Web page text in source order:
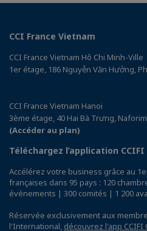
CCI France Vietnam
CCI France Vietnam Hô Chi Minh-Ville
1er étage, 186 Nguyễn Văn Hưởng,
CCI France Vietnam Hanoi
3ème étage, 40 Hai Bà Trưng,
(Accéder au plan)
Téléchargez l’application
Accélérez votre business grâce au
françaises dans 95 pays : 120
événements | 300 comités | 1 200
Réservée exclusivement aux
l'International, découvrez l'app CCIFI